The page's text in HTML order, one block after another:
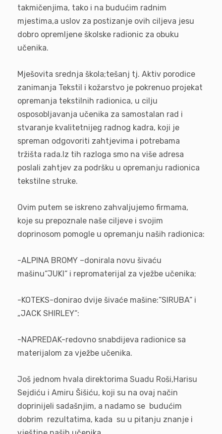
takmičenjima, tako i na budućim radnim
mjestima,a uslov za postizanje ovih ciljeva jesu
dobro opremljene školske radionic za obuku
učenika.
Mješovita srednja škola;tešanj tj. Aktiv porodice
zanimanja Tekstil i kožarstvo je pokrenuo projekat
opremanja tekstilnih radionica, u cilju
osposobljavanja učenika za samostalan rad i
stvaranje kvalitetnijeg radnog kadra, koji je
spreman odgovoriti zahtjevima i potrebama
tržišta rada.Iz tih razloga smo na više adresa
poslali zahtjev za podršku u opremanju radionica
tekstilne struke.
Ovim putem se iskreno zahvaljujemo firmama,
koje su prepoznale naše ciljeve i svojim
doprinosom pomogle u opremanju naših radionica:
-ALPINA BROMY –donirala novu šivaću
mašinu“JUKI“ i repromaterijal za vježbe učenika;
-KOTEKS-donirao dvije šivaće mašine:“SIRUBA“ i
„JACK SHIRLEY“:
-NAPREDAK-redovno snabdijeva radionice sa
materijalom za vježbe učenika.
Još jednom hvala direktorima Suadu Roši,Harisu
Sejdiću i Amiru Šišiću, koji su na ovaj način
doprinijeli sadašnjim, a nadamo se budućim
dobrim rezultatima, kada su u pitanju znanje i